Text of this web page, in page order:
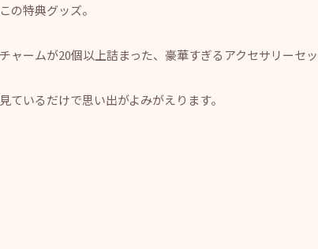
の特典グッズ。
ャームが20個以上詰まった、豪華すぎるアクセサリーセッ
ているだけで思い出がよみがえります。